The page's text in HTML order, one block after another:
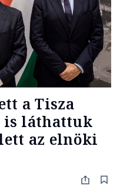
a Tisza
is láthattuk
az elnöki